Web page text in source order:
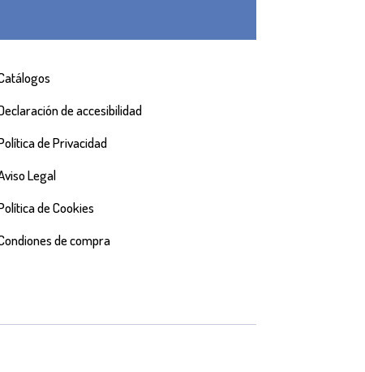
de accesibilidad
de Privacidad
Legal
de Cookies
de compra